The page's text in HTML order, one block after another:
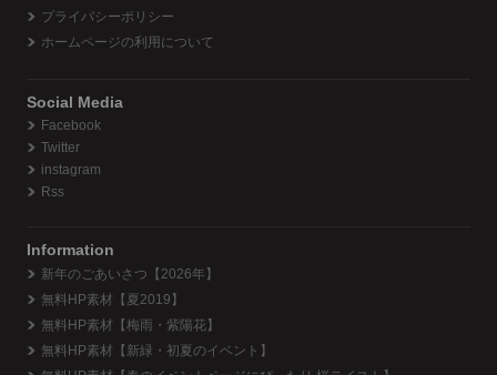
プライバシーポリシー
ホームページの利用について
Social Media
Facebook
Twitter
instagram
Rss
Information
新年のごあいさつ【2026年】
無料HP素材【夏2019】
無料HP素材【梅雨・紫陽花】
無料HP素材【新緑・初夏のイベント】